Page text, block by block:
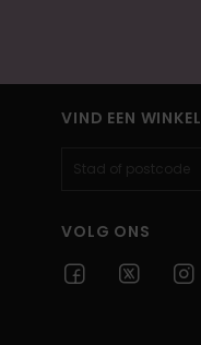
VIND EEN WINKEL
VOLG ONS